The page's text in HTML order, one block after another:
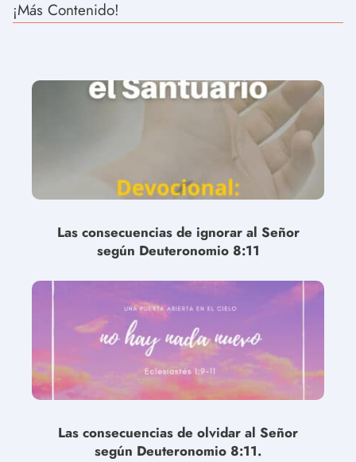
¡Más Contenido!
Las consecuencias de ignorar al Señor
según Deuteronomio 8:11
Las consecuencias de olvidar al Señor
según Deuteronomio 8:11.